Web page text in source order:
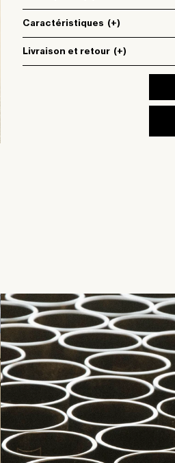
Caractéristiques (+)
Livraison et retour (+)